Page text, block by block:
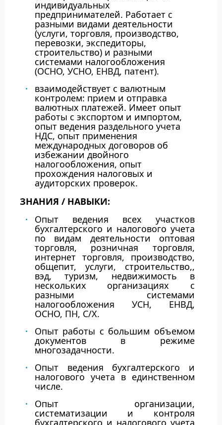
индивидуальных
предпринимателей. Работает с
разными видами деятельности
(услуги, торговля, производство,
перевозки, экспедиторы,
строительство) и разными
системами налогообложения
(ОСНО, УСНО, ЕНВД, патент).
взаимодействует с валютным
контролем: прием и отправка
валютных платежей. Имеет опыт
работы с экспортом и импортом,
опыт ведения раздельного учета
НДС, опыт применения
международных договоров об
избежании двойного
налогообложения, опыт
прохождения налоговых и
аудиторских проверок.
ЗНАНИЯ / НАВЫКИ:
Опыт ведения всех участков
бухгалтерского и налогового учета
по видам деятельности оптовая
торговля, розничная торговля,
интернет торговля, производство,
общепит, услуги, строительство,,
вэд, туризм, недвижимость в
нескольких организациях с
разными системами
налогообложения УСН, ЕНВД,
ОСНО, ПН, С/Х.
Опыт работы с большим объемом
документов в режиме
многозадачности.
Опыт ведения бухгалтерского и
налогового учета в единственном
числе.
Опыт организации,
систематизации и контроля
бухгалтерского и налогового учета